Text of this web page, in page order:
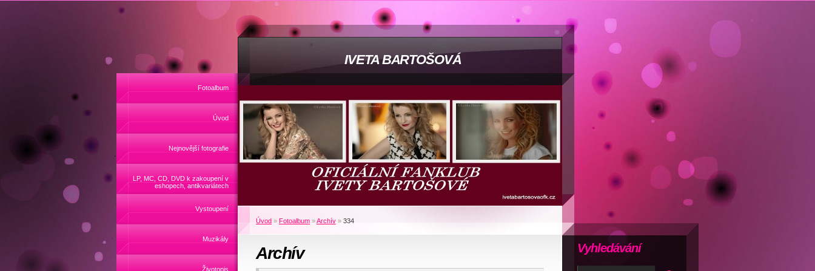
IVETA BARTOŠOVÁ
Fotoalbum
Úvod
Nejnovější fotografie
LP, MC, CD, DVD k zakoupení v
eshopech, antikvariátech
Vystoupení
Muzikály
Životopis
Úvod » Fotoalbum »Archív » 334
Archív Vyhledávání